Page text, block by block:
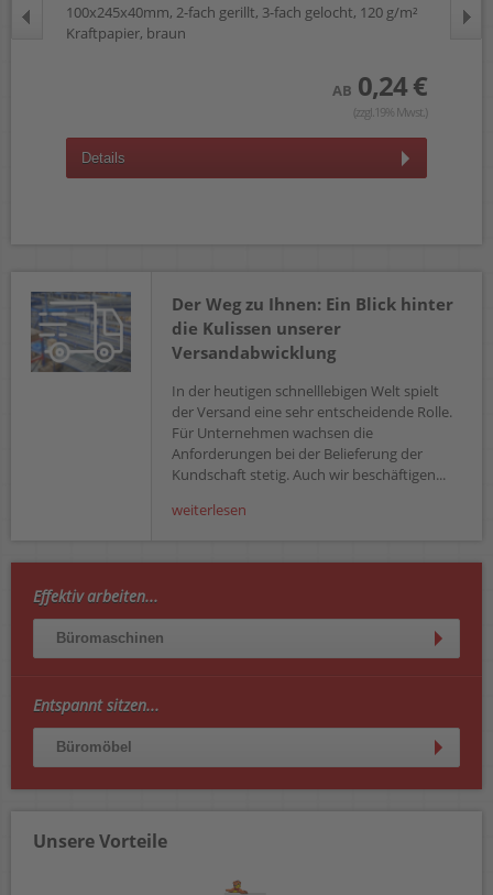
100x245x40mm, 2-fach gerillt, 3-fach gelocht, 120 g/m²
Kraftpapier, braun
AB 0,24 €
(zzgl.19% Mwst.)
Details
Der Weg zu Ihnen: Ein Blick hinter
die Kulissen unserer
Versandabwicklung
In der heutigen schnelllebigen Welt spielt
der Versand eine sehr entscheidende Rolle.
Für Unternehmen wachsen die
Anforderungen bei der Belieferung der
Kundschaft stetig. Auch wir beschäftigen...
weiterlesen
Effektiv arbeiten...
Büromaschinen
Entspannt sitzen...
Büromöbel
Unsere Vorteile